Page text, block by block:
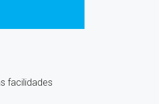
facilidades